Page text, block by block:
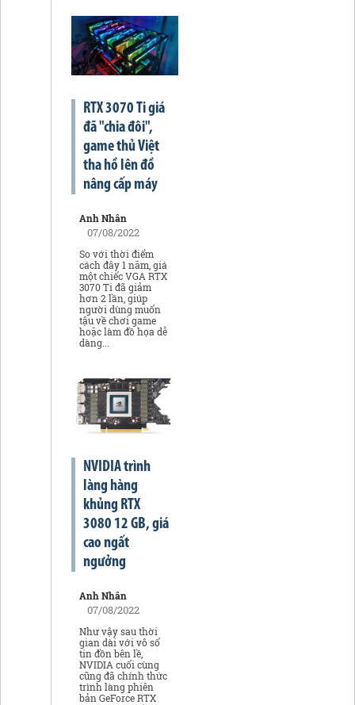
RTX 3070 Ti giá
đã "chia đôi",
game thủ Việt
tha hồ lên đồ
nâng cấp máy
Anh Nhân
07/08/2022
So với thời điểm
cách đây 1 năm, giá
một chiếc VGA RTX
3070 Ti đã giảm
hơn 2 lần, giúp
người dùng muốn
tậu về chơi game
hoặc làm đồ họa dễ
dàng...
NVIDIA trình
làng hàng
khủng RTX
3080 12 GB, giá
cao ngất
ngưởng
Anh Nhân
07/08/2022
Như vậy sau thời
gian dài với vô số
tin đồn bên lề,
NVIDIA cuối cùng
cũng đã chính thức
trình làng phiên
bản GeForce RTX